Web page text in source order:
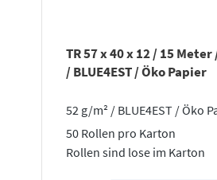
TR 57 x 40 x 12 / 15 Meter
/ BLUE4EST / Öko Papier
52 g/m² / BLUE4EST / Öko
50 Rollen pro Karton
Rollen sind lose im Karton